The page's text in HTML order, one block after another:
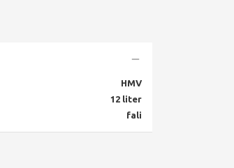
HMV
12 liter
fali